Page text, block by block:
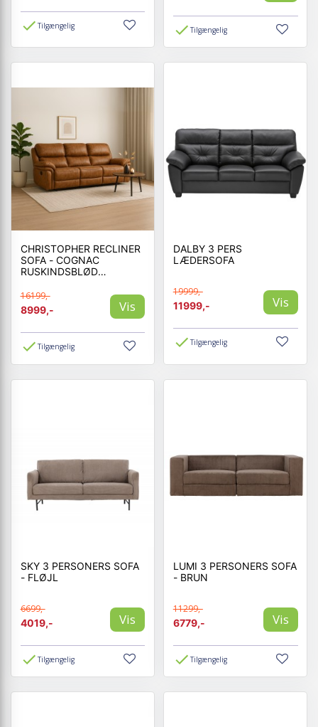
Tilgængelig Tilgængelig
CHRISTOPHER RECLINER
SOFA - COGNAC
RUSKINDSBLØD
16199,-
8999,-
Vis
Tilgængelig
DALBY 3 PERS
LÆDERSOFA
19999,-
11999,-
Vis
Tilgængelig
SKY 3 PERSONERS SOFA
- FLØJL
6699,-
4019,-
Vis
Tilgængelig
LUMI 3 PERSONERS SOFA
- BRUN
11299,-
6779,-
Vis
Tilgængelig